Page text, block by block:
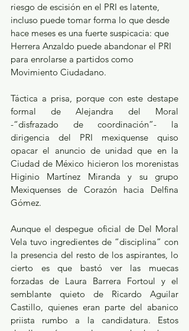
riesgo de escisión en el PRI es latente,
incluso puede tomar forma lo que desde
hace meses es una fuerte suspicacia: que
Herrera Anzaldo puede abandonar el PRI
para enrolarse a partidos como
Movimiento Ciudadano.
Táctica a prisa, porque con este destape
formal de Alejandra del Moral
-“disfrazado de coordinación”- la
dirigencia del PRI mexiquense quiso
opacar el anuncio de unidad que en la
Ciudad de México hicieron los morenistas
Higinio Martínez Miranda y su grupo
Mexiquenses de Corazón hacia Delfina
Gómez.
Aunque el despegue oficial de Del Moral
Vela tuvo ingredientes de “disciplina” con
la presencia del resto de los aspirantes, lo
cierto es que bastó ver las muecas
forzadas de Laura Barrera Fortoul y el
semblante quieto de Ricardo Aguilar
Castillo, quienes eran parte del abanico
priista rumbo a la candidatura. Estos